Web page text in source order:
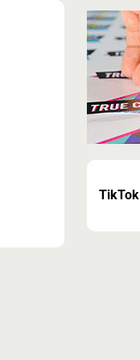
TikTok